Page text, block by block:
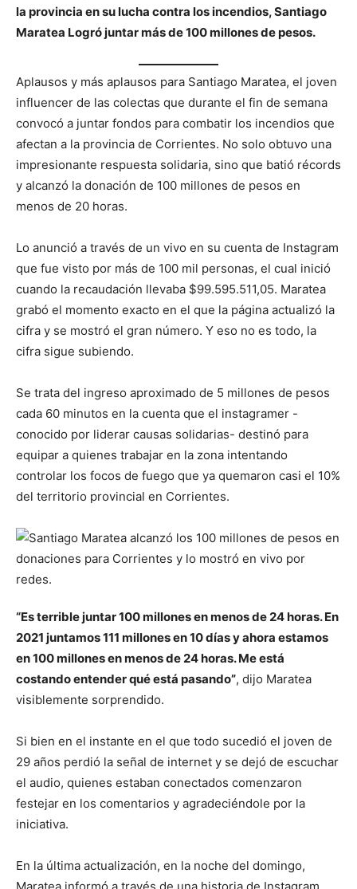
la provincia en su lucha contra los incendios, Santiago
Maratea Logró juntar más de 100 millones de pesos.
Aplausos y más aplausos para Santiago Maratea, el joven
influencer de las colectas que durante el fin de semana
convocó a juntar fondos para combatir los incendios que
afectan a la provincia de Corrientes. No solo obtuvo una
impresionante respuesta solidaria, sino que batió récords
y alcanzó la donación de 100 millones de pesos en
menos de 20 horas.
Lo anunció a través de un vivo en su cuenta de Instagram
que fue visto por más de 100 mil personas, el cual inició
cuando la recaudación llevaba $99.595.511,05. Maratea
grabó el momento exacto en el que la página actualizó la
cifra y se mostró el gran número. Y eso no es todo, la
cifra sigue subiendo.
Se trata del ingreso aproximado de 5 millones de pesos
cada 60 minutos en la cuenta que el instagramer -
conocido por liderar causas solidarias- destinó para
equipar a quienes trabajar en la zona intentando
controlar los focos de fuego que ya quemaron casi el 10%
del territorio provincial en Corrientes.
“Es terrible juntar 100 millones en menos de 24 horas. En
2021 juntamos 111 millones en 10 días y ahora estamos
en 100 millones en menos de 24 horas. Me está
costando entender qué está pasando”, dijo Maratea
visiblemente sorprendido.
Si bien en el instante en el que todo sucedió el joven de
29 años perdió la señal de internet y se dejó de escuchar
el audio, quienes estaban conectados comenzaron
festejar en los comentarios y agradeciéndole por la
iniciativa.
En la última actualización, en la noche del domingo,
Maratea informó a través de una historia de Instagram